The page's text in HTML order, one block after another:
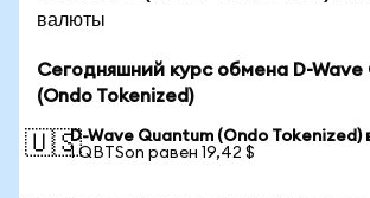
валюты
Сегодняшний курс обмена D-Wave
(Ondo Tokenized)
🇺🇸D-Wave Quantum (Ondo
1 QBTSon равен 19,42 $